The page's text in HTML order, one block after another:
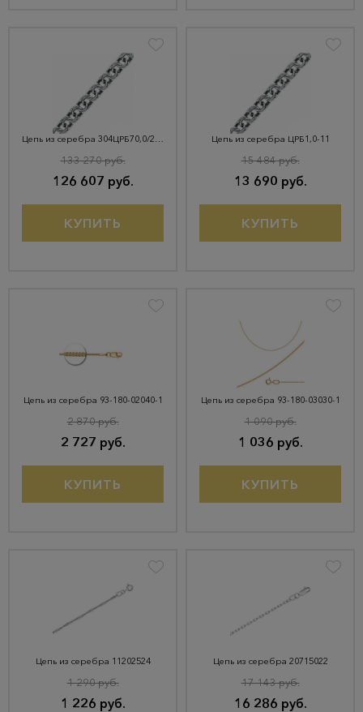
Цепь из серебра 304ЦРБ70,0/2,5-11
126 607 руб.
133 270 руб.
КУПИТЬ
Цепь из серебра ЦРБ1,0-11
13 690 руб.
15 484 руб.
КУПИТЬ
Цепь из серебра 93-180-02040-1
2 727 руб.
2 870 руб.
КУПИТЬ
Цепь из серебра 93-180-03030-1
1 036 руб.
1 090 руб.
КУПИТЬ
Цепь из серебра 11202524
1 226 руб.
1 290 руб.
Цепь из серебра 20715022
16 286 руб.
17 143 руб.